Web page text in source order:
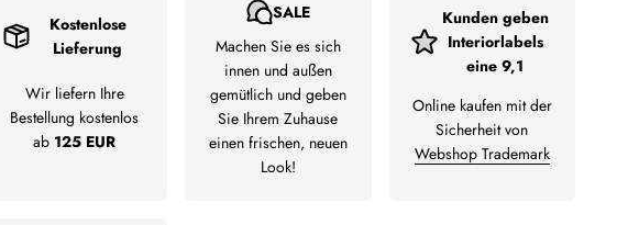
Kostenlose
Lieferung
Wir liefern Ihre
Bestellung kostenlos
ab 125 EUR
SALE
Machen Sie es sich
innen und außen
gemütlich und geben
Sie Ihrem Zuhause
einen frischen, neuen
Look!
Kunden geben
Interiorlabels
eine 9,1
Online kaufen mit der
Sicherheit von
Webshop Trademark